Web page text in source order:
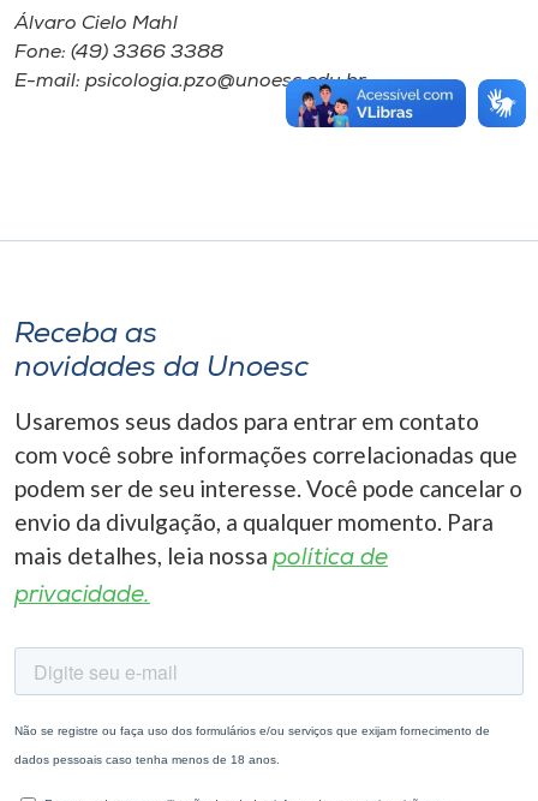
Álvaro Cielo Mahl
Fone: (49) 3366 3388
E-mail: psicologia.pzo@unoesc.edu.br
Receba as
novidades da Unoesc
Usaremos seus dados para entrar em contato
com você sobre informações correlacionadas que
podem ser de seu interesse. Você pode cancelar o
envio da divulgação, a qualquer momento. Para
mais detalhes, leia nossa política de
privacidade.